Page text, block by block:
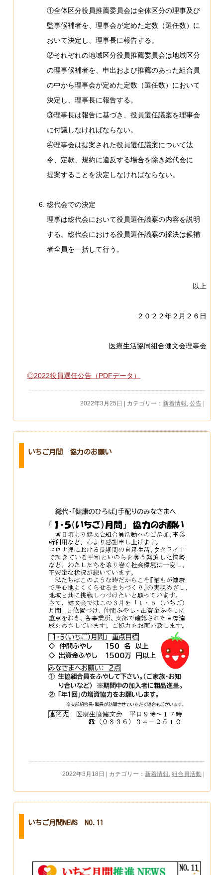
①全体区分役員推薦委員会は全体区分の理事及び
監事候補者を、理事会が定めた定数（選任数）に
おいて決定し、理事長に報告する。
②それぞれの地域区分役員推薦委員会は地域区分
の理事候補者を、申出および推薦のあった組合員
の中から理事会が定めた定数（選任数）において
決定し、理事長に報告する。
③理事長は報告に基づき、役員選任議案を理事会
に付議しなければならない。
④理事会は提案された役員選任議案について法
令、定款、規約に違反する場合を除き総代会に
提案することを決定しなければならない。
総代会での決定
理事は総代会において役員選任議案の内容を説明
する。総代会における役員選任議案の採決は候補
者全員を一括して行う。
以上
２０２２年２月２６日
医療生活協同組合健文会理事会
◎2022役員選任公告（PDFデータ）
2022年3月25日 | カテゴリー： 新着情報, 公告
いちご月間 協力のお願い
2022年3月18日 | カテゴリー： 新着情報 組合員活動 |
いちご月間NEWS NO.11